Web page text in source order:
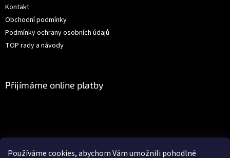
Používáme cookies, abychom Vám umožnili pohodlné
Kontakt
Obchodní podmínky
Podmínky ochrany osobních údajů
TOP rady a návody
Přijímáme online platby
Facebook